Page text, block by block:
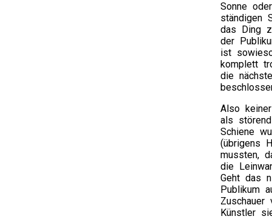
Sonne
ständigen
das Ding
der
ist
komplett
die
Also
als
Schiene
(übrigens
mussten,
die
Geht das
Publikum
Künstler